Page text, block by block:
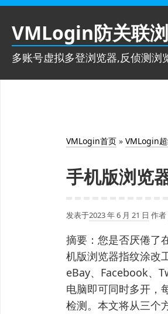
跳
VMLogin防关联
多账号虚拟多登浏览器,反侦测浏
VMLogin首页 » VMLogin
手机版浏览
发表于2023 年 6 月 21 日 作者
摘要：您是否厌倦了
机版浏览器指纹涂改
eBay、Facebook、
电脑即可同时多开，
检测。本文将从三个